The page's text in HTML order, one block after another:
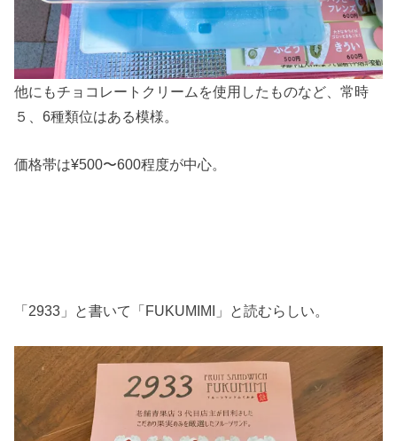
他にもチョコレートクリームを使用したものなど、常時
５、6種類位はある模様。
価格帯は¥500〜600程度が中心。
「2933」と書いて「FUKUMIMI」と読むらしい。